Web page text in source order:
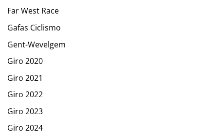
Far West Race
Gafas Ciclismo
Gent-Wevelgem
Giro 2020
Giro 2021
Giro 2022
Giro 2023
Giro 2024